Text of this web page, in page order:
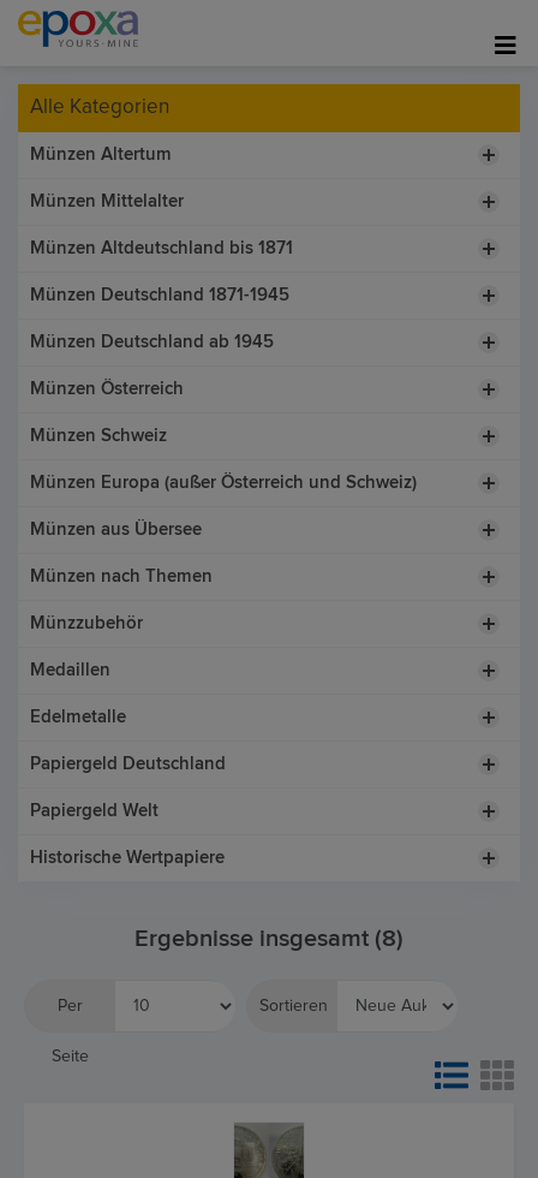
Alle Kategorien
Münzen Altertum
Münzen Mittelalter
Münzen Altdeutschland bis 1871
Münzen Deutschland 1871-1945
Münzen Deutschland ab 1945
Münzen Österreich
Münzen Schweiz
Münzen Europa (außer Österreich und Schweiz)
Münzen aus Übersee
Münzen nach Themen
Münzzubehör
Medaillen
Edelmetalle
Papiergeld Deutschland
Papiergeld Welt
Historische Wertpapiere
Ergebnisse insgesamt (8)
Per
Seite
Sortieren